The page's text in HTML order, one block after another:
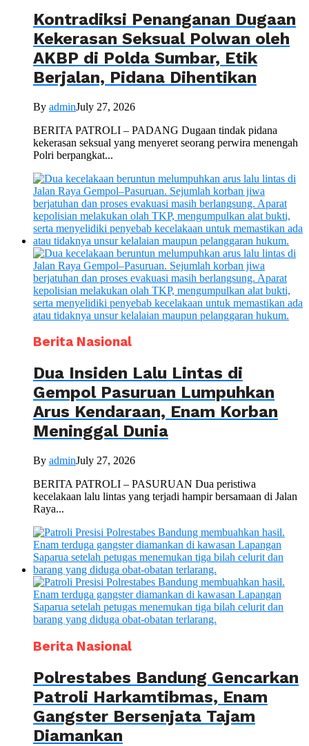
Kontradiksi Penanganan Dugaan
Kekerasan Seksual Polwan oleh
AKBP di Polda Sumbar, Etik
Berjalan, Pidana Dihentikan
By adminJuly 27, 2026
BERITA PATROLI – PADANG Dugaan tindak pidana
kekerasan seksual yang menyeret seorang perwira menengah
Polri berpangkat...
Berita Nasional
Dua Insiden Lalu Lintas di
Gempol Pasuruan Lumpuhkan
Arus Kendaraan, Enam Korban
Meninggal Dunia
By adminJuly 27, 2026
BERITA PATROLI – PASURUAN Dua peristiwa
kecelakaan lalu lintas yang terjadi hampir bersamaan di Jalan
Raya...
Berita Nasional
Polrestabes Bandung Gencarkan
Patroli Harkamtibmas, Enam
Gangster Bersenjata Tajam
Diamankan